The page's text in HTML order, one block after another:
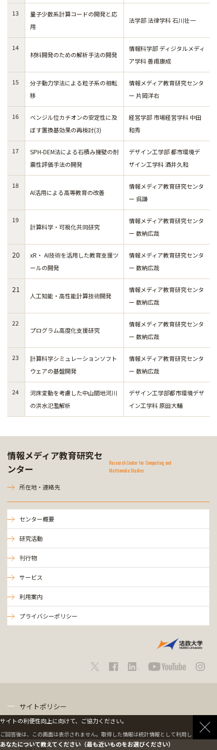
13
量子少数系計算コードの開発と応
用
法学部 法律学科 石川壮一
14
材料開発のための解析手法の開発
情報科学部 ディジタルメディ
ア学科 善甫康成
15
分子動力学法による粒子系の相転
移
情報メディア教育研究センタ
ー 片岡洋右
16
ベンジル位カチオンの安定性に及
ぼす置換基効果の再検討(3)
経営学部 市場経営学科 中田
和秀
17
SPH-DEM法による石積み擁壁の耐
震性評価手法の開発
デザイン工学部 都市環境デ
ザイン工学科 酒井久和
18
AI活用による高等教育の改善
情報メディア教育研究センタ
ー 呉謙
19
計算科学・可視化共同研究
情報メディア教育研究センタ
ー 数納広哉
20
xR・ AI技術を活用した教育支援ツ
ールの開発
情報メディア教育研究センタ
ー 数納広哉
21
人工知能・高性能計算技術開発
情報メディア教育研究センタ
ー 数納広哉
22
プログラム高度化支援研究
情報メディア教育研究センタ
ー 数納広哉
23
計算科学シミュレーションソフト
ウェアの基盤開発
情報メディア教育研究センタ
ー 数納広哉
24
河床変動を考慮した中山間地河川
の洪水氾濫解析
デザイン工学部都市環境デザ
イン工学科 原田大輔
情報メディア教育研究セ
ンター
Research Center for Computing and
Multimedia Studies
所在地・連絡先
センター概要
研究活動
刊行物
サービス
利用案内
プライバシーポリシー
サイトポリシー
サイトの利便性向上に向けて、ご協力ください。
ご回答後は、この画面は表示されません。取得した情報は統計情報として利用します。
あなたについて教えてください（最も近いものをお選びください）